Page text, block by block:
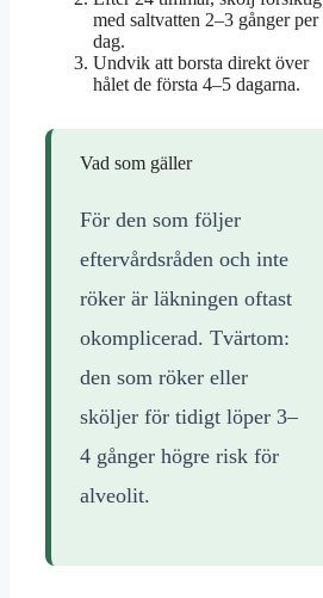
med saltvatten 2–3 gånger per
dag.
Undvik att borsta direkt över
hålet de första 4–5 dagarna.
Vad som gäller
För den som följer
eftervårdsråden och inte
röker är läkningen oftast
okomplicerad. Tvärtom:
den som röker eller
sköljer för tidigt löper 3–
4 gånger högre risk för
alveolit.